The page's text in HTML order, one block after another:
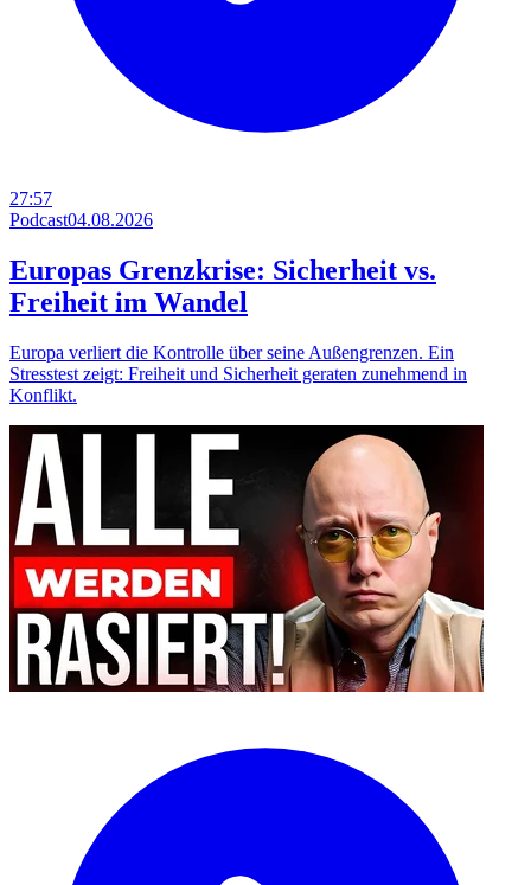
27:57
Podcast04.08.2026
Europas Grenzkrise: Sicherheit vs.
Freiheit im Wandel
Europa verliert die Kontrolle über seine Außengrenzen. Ein
Stresstest zeigt: Freiheit und Sicherheit geraten zunehmend in
Konflikt.